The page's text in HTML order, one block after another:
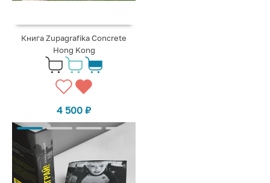
Книга Zupagrafika Concrete
Hong Kong
4 500₽